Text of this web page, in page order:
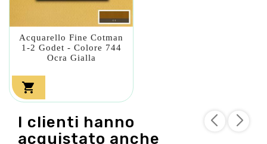
Acquarello Fine Cotman
1-2 Godet - Colore 744
Ocra Gialla

I clienti hanno
acquistato anche